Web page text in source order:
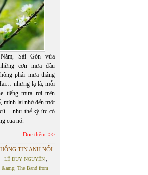
Sài Gòn vừa
cơn mưa đầu
phải mưa tháng
nhưng lạ là, mỗi
tiếng mưa rơi trên
mình lại nhớ đến một
như thể ký ức có
của nó.
Đọc thêm
TIN ANH NÓI
LÊ DUY NGUYÊN
&amp; The Band from